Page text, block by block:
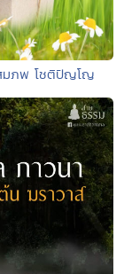
สมภพ โชติปัญโญ